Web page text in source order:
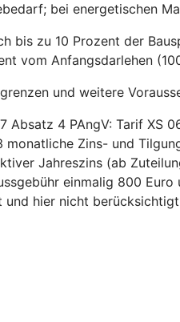
bei energetischen
bis zu 10 Prozent der
vom Anfangsdarlehen
und weitere
Absatz 4 PAngV: Tarif
Zins- und
Jahreszins (ab
einmalig 800
hier nicht